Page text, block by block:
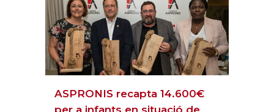
ASPRONIS recapta 14.600€
per a infants en situació de